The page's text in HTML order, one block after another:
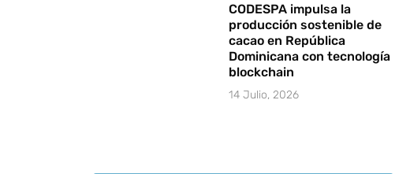
CODESPA impulsa la
producción sostenible de
cacao en República
Dominicana con tecnología
blockchain
14 Julio, 2026